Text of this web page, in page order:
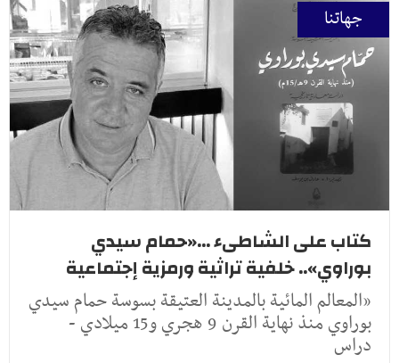
جهاتنا
كتاب على الشاطىء ...«حمام سيدي
بوراوي».. خلفية تراثية ورمزية إجتماعية
«المعالم المائية بالمدينة العتيقة بسوسة حمام سيدي
بوراوي منذ نهاية القرن 9 هجري و15 ميلادي -
دراس